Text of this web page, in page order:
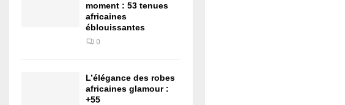
moment : 53 tenues
africaines
éblouissantes
0
L’élégance des robes
africaines glamour :
+55